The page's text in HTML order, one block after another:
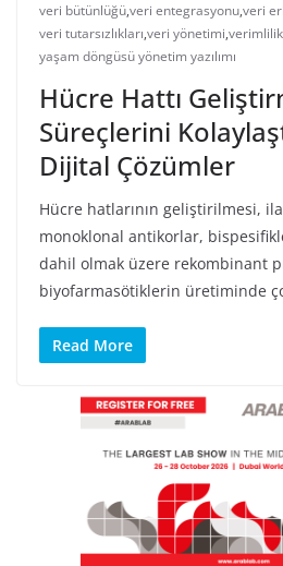
veri bütünlüğü,veri entegrasyonu,veri
veri tutarsızlıkları,veri yönetimi,verimlilik
yaşam döngüsü yönetim yazılımı
Hücre Hattı
Süreçlerini
Dijital Çözümler
Hücre hatlarının geliştirilmesi,
monoklonal antikorlar,
dahil olmak üzere rekombinant
biyofarmasötiklerin üretiminde
Read More